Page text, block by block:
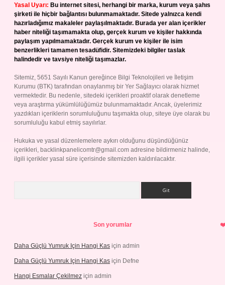
Yasal Uyarı: Bu internet sitesi, herhangi bir marka, kurum veya şahıs
şirketi ile hiçbir bağlantısı bulunmamaktadır. Sitede yalnızca kendi
hazırladığımız makaleler paylaşılmaktadır. Burada yer alan içerikler
haber niteliği taşımamakta olup, gerçek kurum ve kişiler hakkında
paylaşım yapılmamaktadır. Gerçek kurum ve kişiler ile isim
benzerlikleri tamamen tesadüfidir. Sitemizdeki bilgiler taslak
halindedir ve tavsiye niteliği taşımazlar.
Sitemiz, 5651 Sayılı Kanun gereğince Bilgi Teknolojileri ve İletişim
Kurumu (BTK) tarafından onaylanmış bir Yer Sağlayıcı olarak hizmet
vermektedir. Bu nedenle, sitedeki içerikleri proaktif olarak denetleme
veya araştırma yükümlülüğümüz bulunmamaktadır. Ancak, üyelerimiz
yazdıkları içeriklerin sorumluluğunu taşımakta olup, siteye üye olarak bu
sorumluluğu kabul etmiş sayılırlar.
Hukuka ve yasal düzenlemelere aykırı olduğunu düşündüğünüz
içerikleri, backlinkpanelicomtr@gmail.com adresine bildirmeniz halinde,
ilgili içerikler yasal süre içerisinde sitemizden kaldırılacaktır.
Son yorumlar
Daha Güçlü Yumruk Için Hangi Kas için admin
Daha Güçlü Yumruk Için Hangi Kas için Defne
Hangi Esmalar Çekilmez için admin